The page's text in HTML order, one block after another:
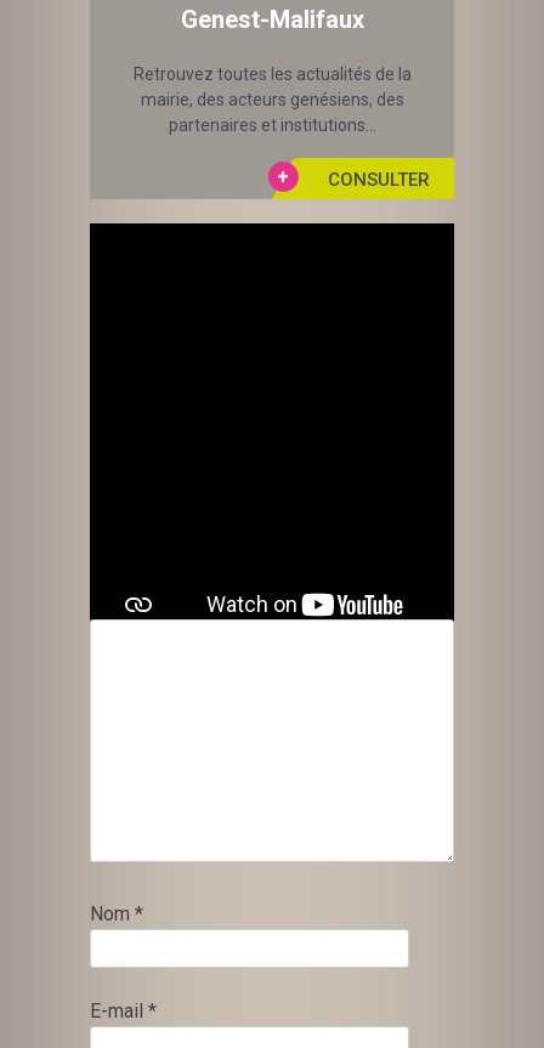
Genest-Malifaux
Retrouvez toutes les actualités de la
mairie, des acteurs genésiens, des
partenaires et institutions...
Commentaire*
Nom *
E-mail *